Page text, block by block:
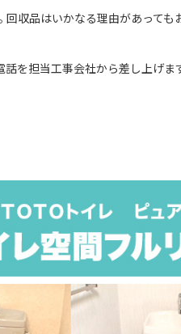
収品はいかなる理由があっても
を担当工事会社から差し上げ